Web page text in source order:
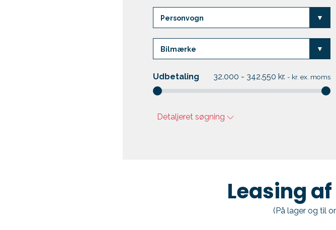
Udbetaling 32.000 - 342.550 kr. - kr. ex. moms
Detaljeret søgning
Leasing
(På lager og til